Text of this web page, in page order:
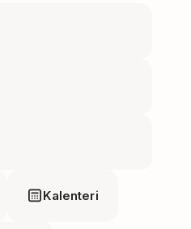
Kalenteri